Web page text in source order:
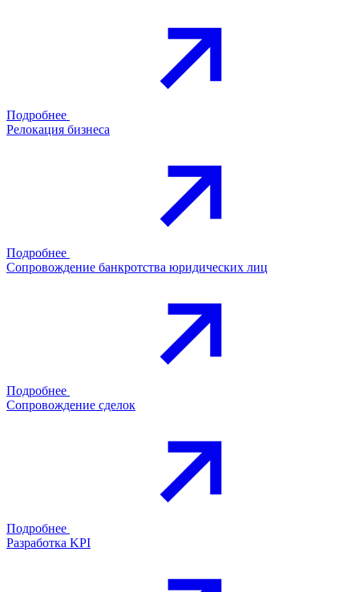
Подробнее
Релокация бизнеса
Подробнее
Сопровождение банкротства юридических лиц
Подробнее
Сопровождение сделок
Подробнее
Разработка KPI